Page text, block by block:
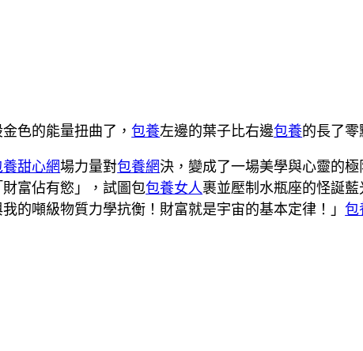
色的能量扭曲了，包養左邊的葉子比右邊包養的長了
養甜心網場力量對包養網決，變成了一場美學與心靈的極
富佔有慾」，試圖包包養女人裹並壓制水瓶座的怪誕藍
我的噸級物質力學抗衡！財富就是宇宙的基本定律！」包